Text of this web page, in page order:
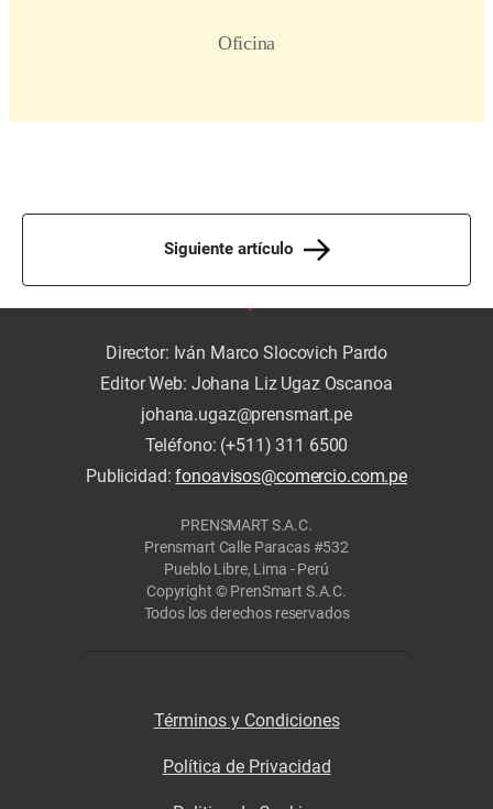
Siguiente artículo
Director: Iván Marco Slocovich Pardo
Editor Web: Johana Liz Ugaz Oscanoa
johana.ugaz@prensmart.pe
Teléfono: (+511) 311 6500
Publicidad:fonoavisos@comercio.com.pe
PRENSMART S.A.C.
Prensmart Calle Paracas #532
Pueblo Libre, Lima - Perú
Copyright © PrenSmart S.A.C.
Todos los derechos reservados
Términos y Condiciones
Política de Privacidad